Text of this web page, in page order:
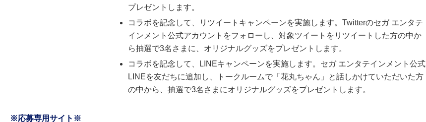
プレゼントします。
コラボを記念して、リツイートキャンペーンを実施します。Twitterのセガ エンタテ
インメント公式アカウントをフォローし、対象ツイートをリツイートした方の中か
ら抽選で3名さまに、オリジナルグッズをプレゼントします。
コラボを記念して、LINEキャンペーンを実施します。セガ エンタテインメント公式
LINEを友だちに追加し、トークルームで「花丸ちゃん」と話しかけていただいた方
の中から、抽選で3名さまにオリジナルグッズをプレゼントします。
※応募専用サイト※